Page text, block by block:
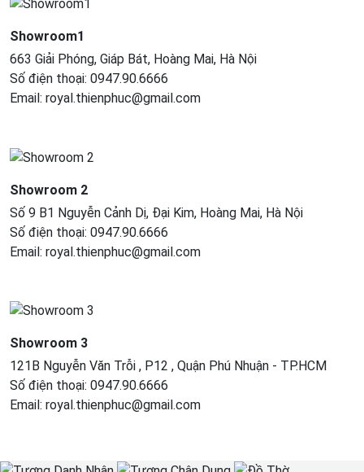
Showroom1
663 Giải Phóng, Giáp Bát, Hoàng Mai, Hà Nội
Số điện thoại: 0947.90.6666
Email: royal.thienphuc@gmail.com
Showroom 2
Số 9 B1 Nguyễn Cảnh Dị, Đại Kim, Hoàng Mai, Hà Nội
Số điện thoại: 0947.90.6666
Email: royal.thienphuc@gmail.com
Showroom 3
121B Nguyễn Văn Trỗi , P12 , Quận Phú Nhuận - TP.HCM​
Số điện thoại: 0947.90.6666
Email: royal.thienphuc@gmail.com